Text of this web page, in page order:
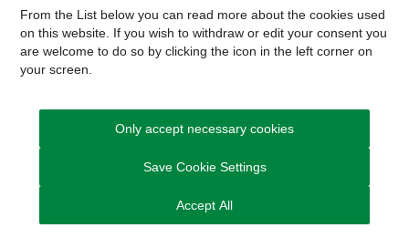
Klage til Datatilsynet
Kontakt Pladsanvisningen
Send Digital Post til Pladsanvisningen
From the List below you can read more about the cookies used
on this website. If you wish to withdraw or edit your consent you
are welcome to do so by clicking the icon in the left corner on
your screen.
Only accept necessary cookies
Save Cookie Settings
Accept All